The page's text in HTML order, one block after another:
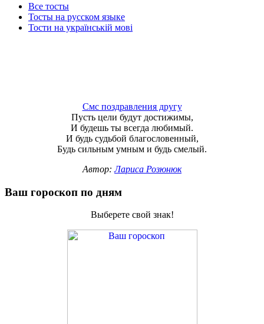
Все тосты
Тосты на русском языке
Тости на українській мові
Смс поздравления другу
Пусть цели будут достижимы,
И будешь ты всегда любимый.
И будь судьбой благословенный,
Будь сильным умным и будь смелый.
Автор:Лариса Розюнюк
Ваш гороскоп по дням
Выберете свой знак!